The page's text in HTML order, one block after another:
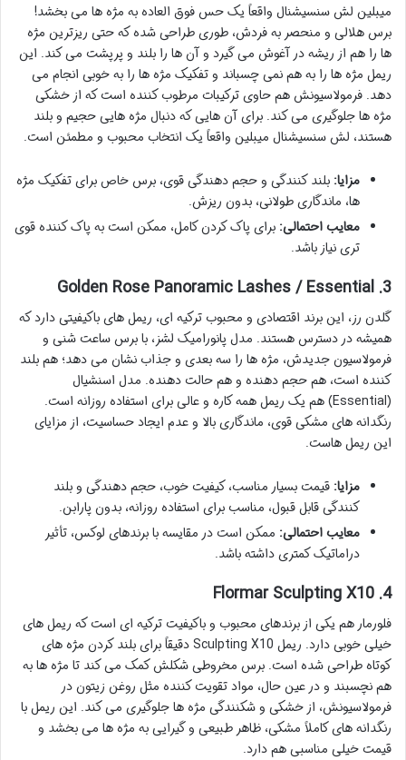
میبلین لش سنسیشنال واقعاً یک حس فوق العاده به مژه ها می بخشد!
برس هلالی و منحصر به فردش، طوری طراحی شده که حتی ریزترین مژه
ها را هم از ریشه در آغوش می گیرد و آن ها را بلند و پرپشت می کند. این
ریمل مژه ها را به هم نمی چسباند و تفکیک مژه ها را به خوبی انجام می
دهد. فرمولاسیونش هم حاوی ترکیبات مرطوب کننده است که از خشکی
مژه ها جلوگیری می کند. برای آن هایی که دنبال مژه هایی حجیم و بلند
هستند، لش سنسیشنال میبلین واقعاً یک انتخاب محبوب و مطمئن است.
مزایا: بلند کنندگی و حجم دهندگی قوی، برس خاص برای تفکیک مژه
ها، ماندگاری طولانی، بدون ریزش.
معایب احتمالی: برای پاک کردن کامل، ممکن است به پاک کننده قوی
تری نیاز باشد.
3. Golden Rose Panoramic Lashes / Essential
گلدن رز، این برند اقتصادی و محبوب ترکیه ای، ریمل های باکیفیتی دارد که
همیشه در دسترس هستند. مدل پانورامیک لشز، با برس ساعت شنی و
فرمولاسیون جدیدش، مژه ها را سه بعدی و جذاب نشان می دهد؛ هم بلند
کننده است، هم حجم دهنده و هم حالت دهنده. مدل اسنشیال
(Essential) هم یک ریمل همه کاره و عالی برای استفاده روزانه است.
رنگدانه های مشکی قوی، ماندگاری بالا و عدم ایجاد حساسیت، از مزایای
این ریمل هاست.
مزایا: قیمت بسیار مناسب، کیفیت خوب، حجم دهندگی و بلند
کنندگی قابل قبول، مناسب برای استفاده روزانه، بدون پارابن.
معایب احتمالی: ممکن است در مقایسه با برندهای لوکس، تأثیر
دراماتیک کمتری داشته باشد.
4. Flormar Sculpting X10
فلورمار هم یکی از برندهای محبوب و باکیفیت ترکیه ای است که ریمل های
خیلی خوبی دارد. ریمل Sculpting X10 دقیقاً برای بلند کردن مژه های
کوتاه طراحی شده است. برس مخروطی شکلش کمک می کند تا مژه ها به
هم نچسبند و در عین حال، مواد تقویت کننده مثل روغن زیتون در
فرمولاسیونش، از خشکی و شکنندگی مژه ها جلوگیری می کند. این ریمل با
رنگدانه های کاملاً مشکی، ظاهر طبیعی و گیرایی به مژه ها می بخشد و
قیمت خیلی مناسبی هم دارد.